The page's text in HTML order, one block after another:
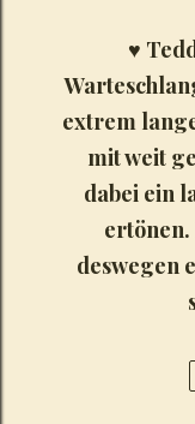
♥
extrem
mit weit
dabei ein
deswegen